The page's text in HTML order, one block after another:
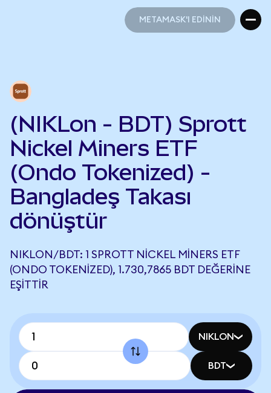
METAMASK'I EDİNİN
(NIKLon - BDT) Sprott
Nickel Miners ETF
(Ondo Tokenized) -
Bangladeş Takası
dönüştür
NIKLON/BDT: 1 SPROTT NICKEL MINERS ETF
(ONDO TOKENIZED), 1.730,7865 BDT DEĞERINE
EŞITTIR
NIKLON
BDT